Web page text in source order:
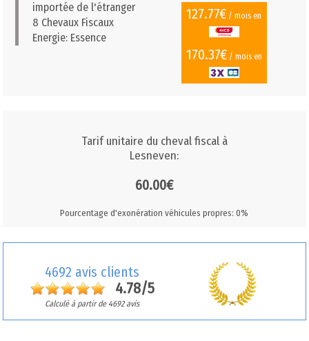
importée de l'étranger
8 Chevaux Fiscaux
Energie: Essence
127.77€ / mois en
170.37€/ mois en
Tarif unitaire du cheval fiscal à
Lesneven:
60.00€
Pourcentage d'exonération véhicules propres: 0%
4692 avis clients
4.78/5
Calculé à partir de 4692 avis